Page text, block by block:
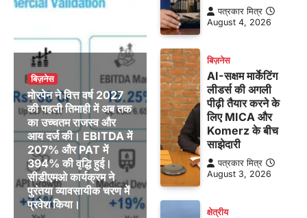
बिज़नेस
मोरपेन ने वित्त वर्ष 2027
की पहली तिमाही में अब तक
का उच्चतम राजस्व और
आय दर्ज की। EBITDA में
207% और PAT में
394% की वृद्धि हुई।
सीडीएमओ कार्यक्रम ने
पुरंतया व्यावसायीक चरण में
प्रवेश किया।
पत्रकार मित्र
August 4, 2026
बिज़नेस
AI-सक्षम मार्केटिंग
लीडर्स की अगली
पीढ़ी तैयार करने के
लिए MICA और
Komerz के बीच
साझेदारी
पत्रकार मित्र
August 3, 2026
क्षेत्रीय